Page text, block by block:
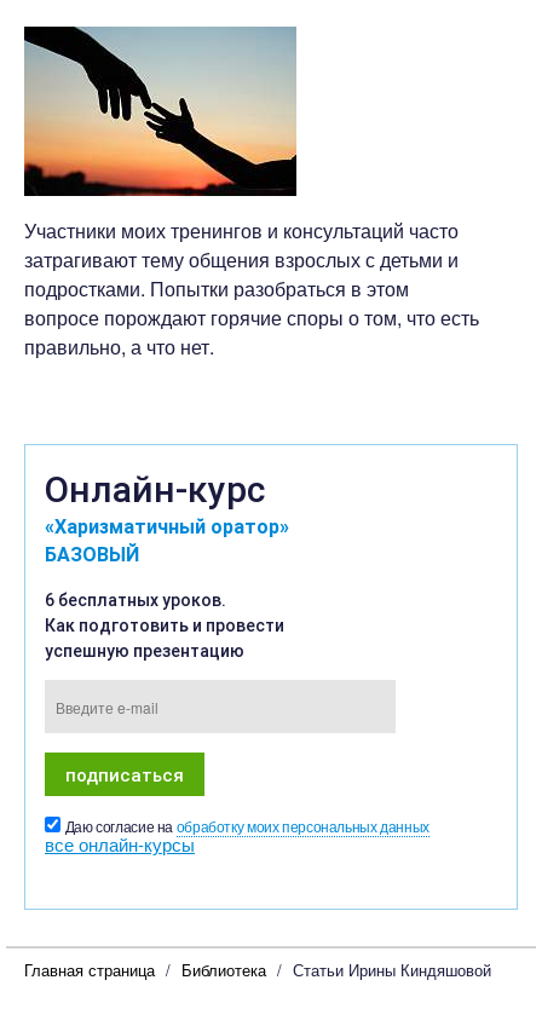
Участники моих тренингов и консультаций часто
затрагивают тему общения взрослых с детьми и
подростками. Попытки разобраться в этом
вопросе порождают горячие споры о том, что есть
правильно, а что нет.
Онлайн-курс
«Харизматичный оратор»
БАЗОВЫЙ
6 бесплатных уроков.
Как подготовить и провести
успешную презентацию
Даю согласие на обработку моих персональных данных
все онлайн-курсы
Главная страница Библиотека Статьи Ирины Киндяшовой